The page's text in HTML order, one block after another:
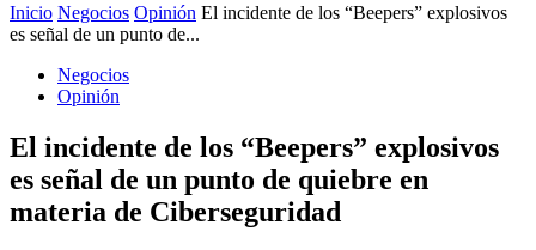
Inicio Negocios Opinión El incidente de los “Beepers” explosivos
es señal de un punto de...
Negocios
Opinión
El incidente de los “Beepers” explosivos
es señal de un punto de quiebre en
materia de Ciberseguridad